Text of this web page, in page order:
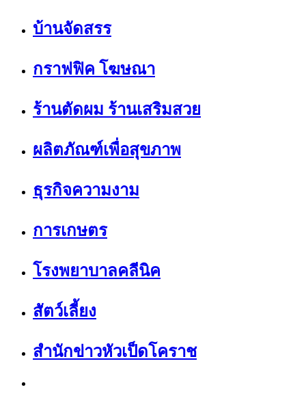
บ้านจัดสรร
กราฟฟิค โฆษณา
ร้านตัดผม ร้านเสริมสวย
ผลิตภัณฑ์เพื่อสุขภาพ
ธุรกิจความงาม
การเกษตร
โรงพยาบาลคลีนิค
สัตว์เลี้ยง
สำนักข่าวหัวเป็ดโคราช